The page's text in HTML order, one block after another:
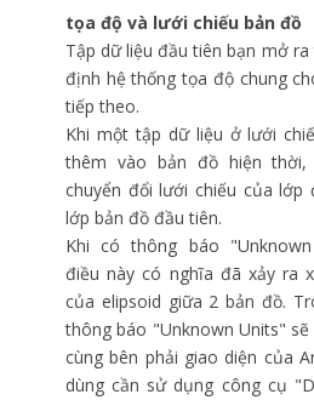
tọa độ và lưới chiếu bản đồ
Tập dữ liệu đầu tiên bạn mở
định hệ thống tọa độ chung
tiếp theo.
Khi một tập dữ liệu ở lưới
thêm vào bản đồ hiện thời,
chuyển đổi lưới chiếu của lớp
lớp bản đồ đầu tiên.
Khi có thông báo "Unknown
điều này có nghĩa đã xảy ra
của elipsoid giữa 2 bản đồ.
thông báo "Unknown Units"
cùng bên phải giao diện của
dùng cần sử dụng công cụ